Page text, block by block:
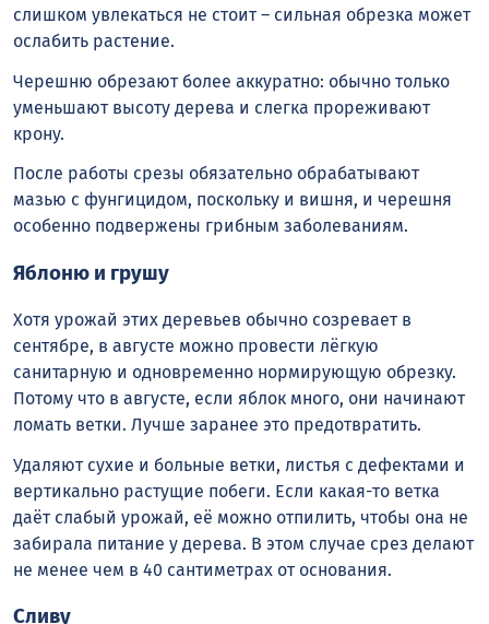
слишком увлекаться не стоит – сильная обрезка может
ослабить растение.
Черешню обрезают более аккуратно: обычно только
уменьшают высоту дерева и слегка прореживают
крону.
После работы срезы обязательно обрабатывают
мазью с фунгицидом, поскольку и вишня, и черешня
особенно подвержены грибным заболеваниям.
Яблоню и грушу
Хотя урожай этих деревьев обычно созревает в
сентябре, в августе можно провести лёгкую
санитарную и одновременно нормирующую обрезку.
Потому что в августе, если яблок много, они начинают
ломать ветки. Лучше заранее это предотвратить.
Удаляют сухие и больные ветки, листья с дефектами и
вертикально растущие побеги. Если какая-то ветка
даёт слабый урожай, её можно отпилить, чтобы она не
забирала питание у дерева. В этом случае срез делают
не менее чем в 40 сантиметрах от основания.
Сливу